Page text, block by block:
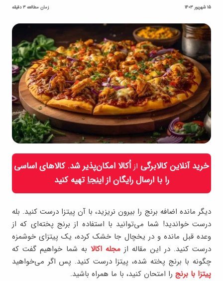
15 شهریور 1403 زمان مطالعه 3 دقیقه
خرید آنلاین کالابرگی از اُکالا امکان‌پذیر شد. کالاهای اساسی
را با ارسال رایگان ازاینجاتهیه کنید
دیگر مانده اضافه برنج را بیرون نریزید، با آن پیتزا درست کنید. بله
درست خواندید! شما می‌توانید با استفاده از برنج پخته‌ای که از
وعده قبل مانده و در یخچال جا خشک کرده، یک پیتزای خوشمزه
درست کنید. در این مقاله از مجله اکالا به شما خواهیم گفت که
چگونه با برنج پخته شده، پیتزا درست کنید. پس اگر می‌خواهید
پیتزا با برنج را امتحان کنید، با ما همراه باشید.